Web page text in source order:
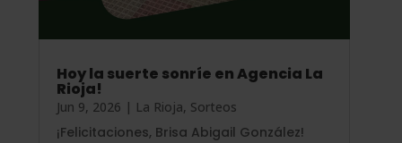
Hoy la suerte sonríe en Agencia La
Rioja!
Jun 9, 2026 | La Rioja, Sorteos
¡Felicitaciones, Brisa Abigail González!